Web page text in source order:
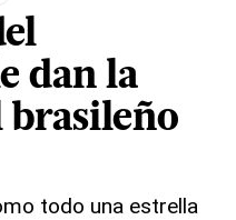
dan la
brasileño
todo una estrella